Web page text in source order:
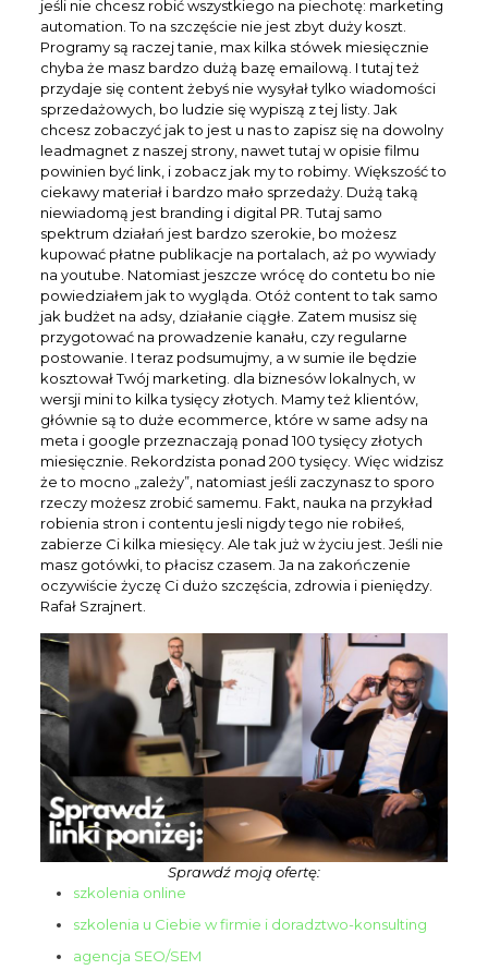
jeśli nie chcesz robić wszystkiego na piechotę: marketing
automation. To na szczęście nie jest zbyt duży koszt.
Programy są raczej tanie, max kilka stówek miesięcznie
chyba że masz bardzo dużą bazę emailową. I tutaj też
przydaje się content żebyś nie wysyłał tylko wiadomości
sprzedażowych, bo ludzie się wypiszą z tej listy. Jak
chcesz zobaczyć jak to jest u nas to zapisz się na dowolny
leadmagnet z naszej strony, nawet tutaj w opisie filmu
powinien być link, i zobacz jak my to robimy. Większość to
ciekawy materiał i bardzo mało sprzedaży. Dużą taką
niewiadomą jest branding i digital PR. Tutaj samo
spektrum działań jest bardzo szerokie, bo możesz
kupować płatne publikacje na portalach, aż po wywiady
na youtube. Natomiast jeszcze wrócę do contetu bo nie
powiedziałem jak to wygląda. Otóż content to tak samo
jak budżet na adsy, działanie ciągłe. Zatem musisz się
przygotować na prowadzenie kanału, czy regularne
postowanie. I teraz podsumujmy, a w sumie ile będzie
kosztował Twój marketing. dla biznesów lokalnych, w
wersji mini to kilka tysięcy złotych. Mamy też klientów,
głównie są to duże ecommerce, które w same adsy na
meta i google przeznaczają ponad 100 tysięcy złotych
miesięcznie. Rekordzista ponad 200 tysięcy. Więc widzisz
że to mocno „zależy”, natomiast jeśli zaczynasz to sporo
rzeczy możesz zrobić samemu. Fakt, nauka na przykład
robienia stron i contentu jesli nigdy tego nie robiłeś,
zabierze Ci kilka miesięcy. Ale tak już w życiu jest. Jeśli nie
masz gotówki, to płacisz czasem. Ja na zakończenie
oczywiście życzę Ci dużo szczęścia, zdrowia i pieniędzy.
Rafał Szrajnert.
Sprawdź moją ofertę:
szkolenia online
szkolenia u Ciebie w firmie i doradztwo-konsulting
agencja SEO/SEM